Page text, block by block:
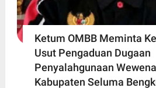
Ketum OMBB Meminta
Usut Pengaduan Dugaan
Penyalahgunaan
Kabupaten Seluma